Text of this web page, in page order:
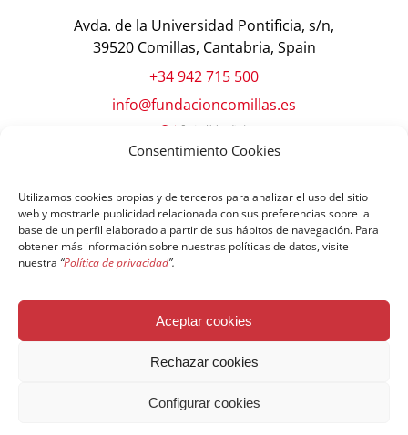
Consentimiento Cookies
Utilizamos cookies propias y de terceros para analizar el uso del sitio
web y mostrarle publicidad relacionada con sus preferencias sobre la
base de un perfil elaborado a partir de sus hábitos de navegación. Para
obtener más información sobre nuestras políticas de datos, visite
nuestra “Política de privacidad”.
Aceptar cookies
Rechazar cookies
Configurar cookies
Avda. de la Universidad Pontificia, s/n,
39520 Comillas, Cantabria, Spain
+34 942 715 500
info@fundacioncomillas.es
© Copyright Fundación Comillas
Política de cookies
Política de privacidad
Aviso legal